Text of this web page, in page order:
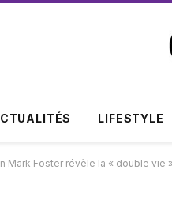
LIFESTYLE
Mark Foster révèle la « double